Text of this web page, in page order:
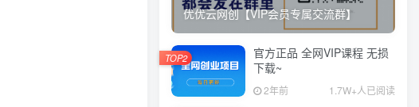
优优云网创【VIP会员专属交流群】
官方正品 全网VIP课程 无损
下载~
2年前 1.7W+人已阅读
TOP2